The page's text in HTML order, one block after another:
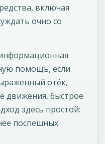
включая
очно со
помощь, если
отёк,
движения, быстрое
здесь простой:
поспешных